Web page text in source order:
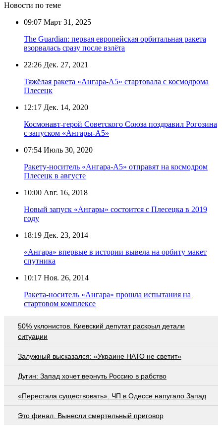
Новости по теме
09:07 Март 31, 2025
The Guardian: первая европейская орбитальная ракета
взорвалась сразу после взлёта
22:26 Дек. 27, 2021
Тяжёлая ракета «Ангара-А5» стартовала с космодрома
Плесецк
12:17 Дек. 14, 2020
Космонавт-герой Советского Союза поздравил Рогозина
с запуском «Ангары-А5»
07:54 Июль 30, 2020
Ракету-носитель «Ангара-А5» отправят на космодром
Плесецк в августе
10:00 Авг. 16, 2018
Новый запуск «Ангары» состоится с Плесецка в 2019
году
18:19 Дек. 23, 2014
«Ангара» впервые в истории вывела на орбиту макет
спутника
10:17 Ноя. 26, 2014
Ракета-носитель «Ангара» прошла испытания на
стартовом комплексе
50% уклонистов. Киевский депутат раскрыл детали
ситуации
Залужный высказался: «Украине НАТО не светит»
Дугин: Запад хочет вернуть Россию в рабство
«Перестала существовать». ЧП в Одессе напугало Запад
Это финал. Вынесли смертельный приговор